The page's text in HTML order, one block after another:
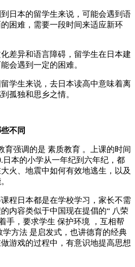
本的留学生来说，可能会遇到语
困难，需要一段时间来适应新环
异和语言障碍，留学生在日本建
会遇到一定的困难。
生来说，去日本读高中意味着离
孤独和思乡之情。
不同
强调的是 素质教育 。上课的时间
日本的小学从一年纪到六年纪，都
火、地震中如何有效地逃生，以及
日本都是在学校学习，家长不需
内容类似于中国现在提倡的“ 八荣
手，要求学生 保护环境 ，互相帮
学方法 是启发式，也讲德育的经典
游戏的过程中，有意识地提高思想